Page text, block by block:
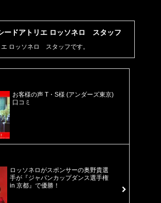
ードアトリエ ロッソネロ スタッフ
ロッソネロ スタッフです。
お客様の声 T・S様 (アンダーズ東京)
口コミ
ロッソネロがスポンサーの奥野貴選
手が『ジャパンカップダンス選手権
in 京都』で優勝！